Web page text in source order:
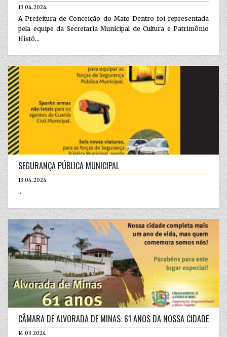
13.04.2024
A Prefeitura de Conceição do Mato Dentro foi representada
pela equipe da Secretaria Municipal de Cultura e Patrimônio
Histó...
SEGURANÇA PÚBLICA MUNICIPAL
13.04.2024
...
CÂMARA DE ALVORADA DE MINAS: 61 ANOS DA NOSSA CIDADE
14.03.2024